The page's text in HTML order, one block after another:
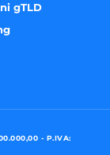
gTLD
- P.IVA: